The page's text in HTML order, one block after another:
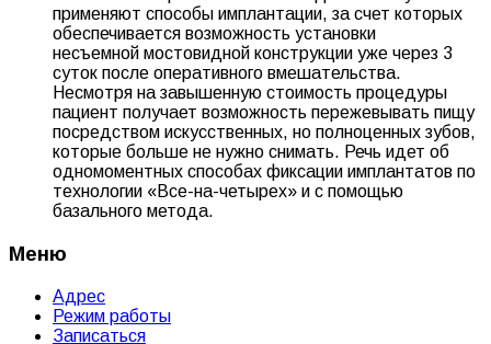
применяют способы имплантации, за счет которых
обеспечивается возможность установки
несъемной мостовидной конструкции уже через 3
суток после оперативного вмешательства.
Несмотря на завышенную стоимость процедуры
пациент получает возможность пережевывать пищу
посредством искусственных, но полноценных зубов,
которые больше не нужно снимать. Речь идет об
одномоментных способах фиксации имплантатов по
технологии «Все-на-четырех» и с помощью
базального метода.
Меню
Адрес
Режим работы
Записаться